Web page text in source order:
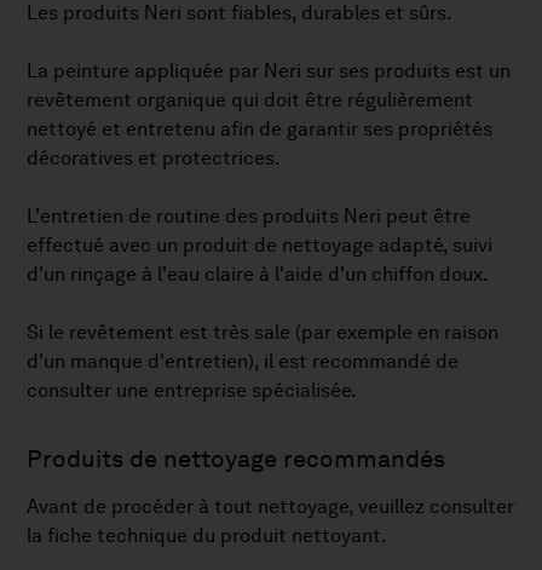
Les produits Neri sont fiables, durables et sûrs.
La peinture appliquée par Neri sur ses produits est un
revêtement organique qui doit être régulièrement
nettoyé et entretenu afin de garantir ses propriétés
décoratives et protectrices.
L'entretien de routine des produits Neri peut être
effectué avec un produit de nettoyage adapté, suivi
d'un rinçage à l'eau claire à l'aide d'un chiffon doux.
Si le revêtement est très sale (par exemple en raison
d'un manque d'entretien), il est recommandé de
consulter une entreprise spécialisée.
Produits de nettoyage recommandés
Avant de procéder à tout nettoyage, veuillez consulter
la fiche technique du produit nettoyant.